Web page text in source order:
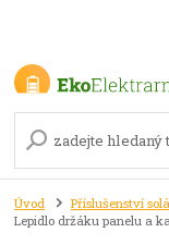
Úvod Příslušenství
Lepidlo držáku panelu a